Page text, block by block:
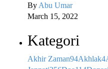
By Abu Umar
March 15, 2022
Kategori
Akhir Zaman94Akhlak4